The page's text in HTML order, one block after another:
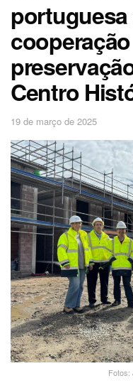
Centro
19 de março de 2025
Fotos: